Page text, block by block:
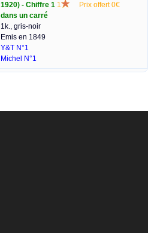
1920) - Chiffre 1
dans un carré
1k., gris-noir
Emis en 1849
Y&T N°1
Michel N°1
1
Prix offert 0€